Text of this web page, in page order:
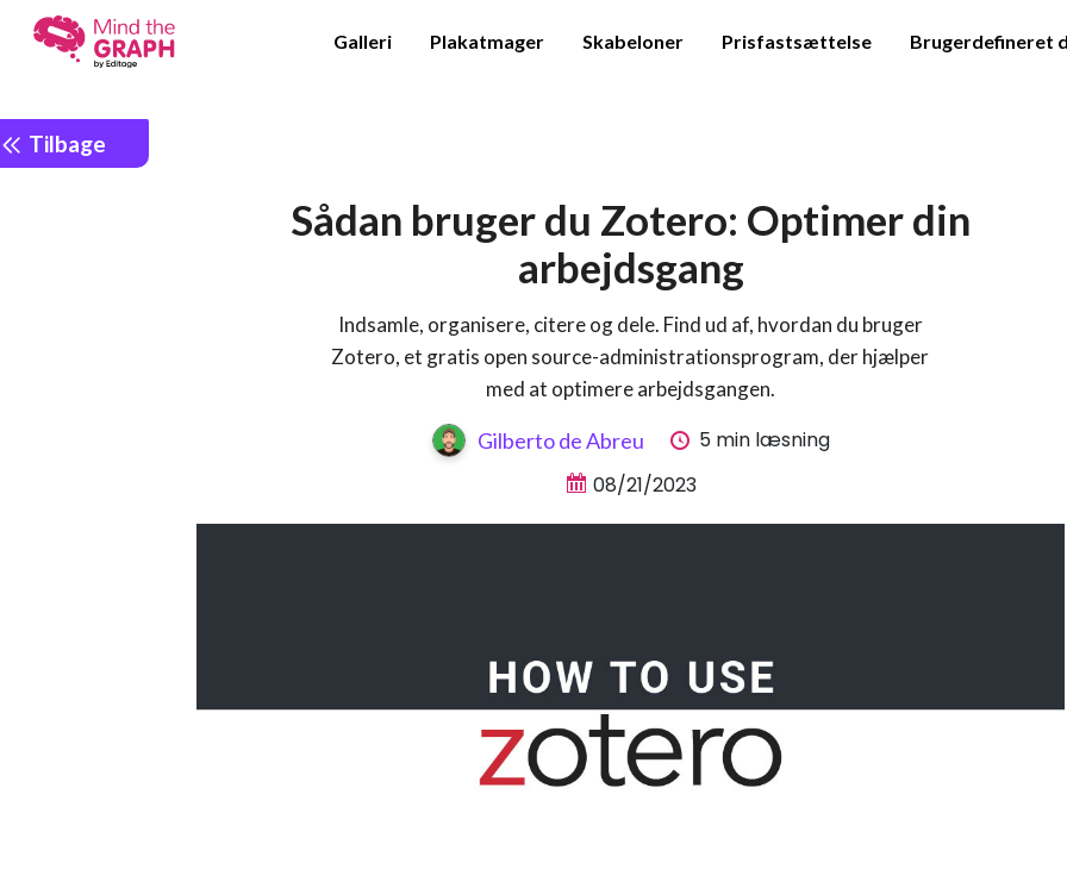
Galleri Plakatmager Skabeloner Prisfastsættelse Brugerdefineret
Tilbage
Sådan bruger du Zotero: Optimer din
arbejdsgang
Indsamle, organisere, citere og dele. Find ud af, hvordan du bruger
Zotero, et gratis open source-administrationsprogram, der hjælper
med at optimere arbejdsgangen.
Gilberto de Abreu
5 min læsning
08/21/2023